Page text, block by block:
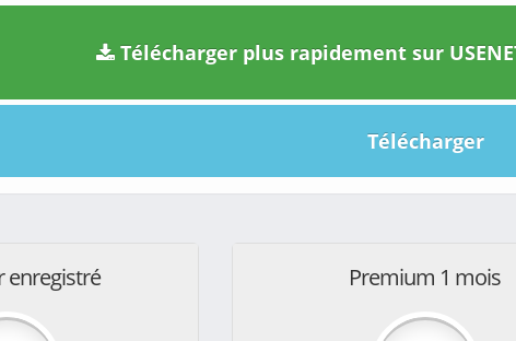
Télécharger plus rapidement sur
Télécharger
enregistré Premium 1 mois